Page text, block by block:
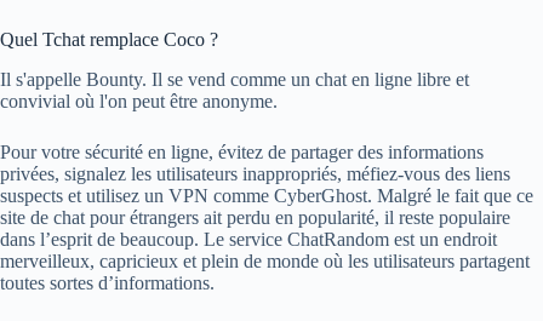
Quel Tchat remplace Coco ?
Il s'appelle Bounty. Il se vend comme un chat en ligne libre et
convivial où l'on peut être anonyme.
Pour votre sécurité en ligne, évitez de partager des informations
privées, signalez les utilisateurs inappropriés, méfiez-vous des liens
suspects et utilisez un VPN comme CyberGhost. Malgré le fait que ce
site de chat pour étrangers ait perdu en popularité, il reste populaire
dans l’esprit de beaucoup. Le service ChatRandom est un endroit
merveilleux, capricieux et plein de monde où les utilisateurs partagent
toutes sortes d’informations.